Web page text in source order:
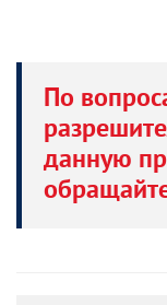
По
данную